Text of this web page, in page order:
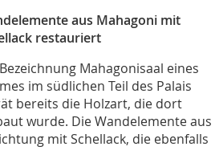
aus Mahagoni mit
restauriert
Mahagonisaal eines
im südlichen Teil des Palais
bereits die Holzart, die dort
wurde. Die Wandelemente aus
mit Schellack, die ebenfalls